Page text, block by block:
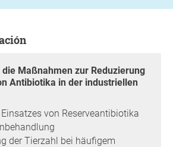
Antibiotika in der industriellen
von Reserveantibiotika
der Tierzahl bei häufigem